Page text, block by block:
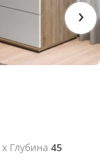
x Глубина 45
›